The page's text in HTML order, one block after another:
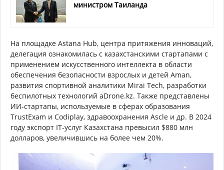
министром Таиланда
На площадке Astana Hub, центра притяжения инноваций,
делегация ознакомилась с казахстанскими стартапами с
применением искусственного интеллекта в области
обеспечения безопасности взрослых и детей Aman,
развития спортивной аналитики Mirai Tech, разработки
беспилотных технологий aDrone.kz. Также представлены
ИИ-стартапы, используемые в сферах образования
TrustExam и Codiplay, здравоохранения Ascle и др. В 2024
году экспорт IT-услуг Казахстана превысил $880 млн
долларов, увеличившись на более чем 20%.